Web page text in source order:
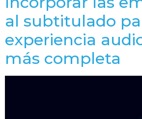
al subtitulado
experiencia
más completa